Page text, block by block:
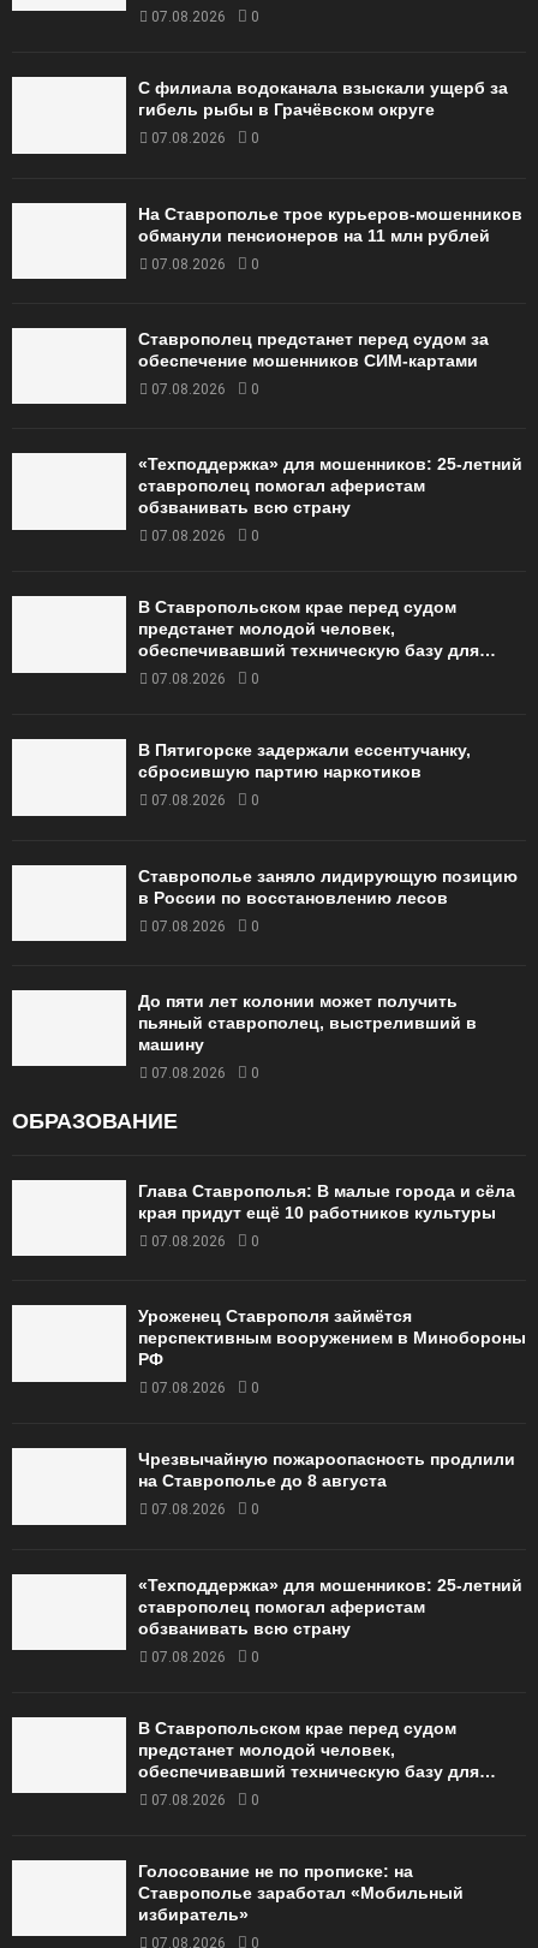
07.08.2026 0
С филиала водоканала взыскали ущерб за
гибель рыбы в Грачёвском округе
07.08.2026 0
На Ставрополье трое курьеров-мошенников
обманули пенсионеров на 11 млн рублей
07.08.2026 0
Ставрополец предстанет перед судом за
обеспечение мошенников СИМ-картами
07.08.2026 0
«Техподдержка» для мошенников: 25-летний
ставрополец помогал аферистам
обзванивать всю страну
07.08.2026 0
В Ставропольском крае перед судом
предстанет молодой человек,
обеспечивавший техническую базу для…
07.08.2026 0
В Пятигорске задержали ессентучанку,
сбросившую партию наркотиков
07.08.2026 0
Ставрополье заняло лидирующую позицию
в России по восстановлению лесов
07.08.2026 0
До пяти лет колонии может получить
пьяный ставрополец, выстреливший в
машину
07.08.2026 0
ОБРАЗОВАНИЕ
Глава Ставрополья: В малые города и сёла
края придут ещё 10 работников культуры
07.08.2026 0
Уроженец Ставрополя займётся
перспективным вооружением в Минобороны
РФ
07.08.2026 0
Чрезвычайную пожароопасность продлили
на Ставрополье до 8 августа
07.08.2026 0
«Техподдержка» для мошенников: 25-летний
ставрополец помогал аферистам
обзванивать всю страну
07.08.2026 0
В Ставропольском крае перед судом
предстанет молодой человек,
обеспечивавший техническую базу для…
07.08.2026 0
Голосование не по прописке: на
Ставрополье заработал «Мобильный
избиратель»
07.08.2026 0